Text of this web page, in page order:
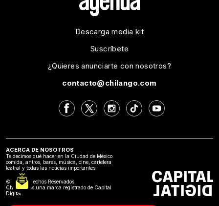
Descarga media kit
Suscríbete
¿Quieres anunciarte con nosotros?
contacto@chilango.com
ACERCA DE NOSOTROS
Te decimos qué hacer en la Ciudad de México:
comida, antros, bares, música, cine, cartelera
teatral y todas las noticias importantes
©2024 Derechos Reservados
Chilango es una marca registrado de Capital
Digital.